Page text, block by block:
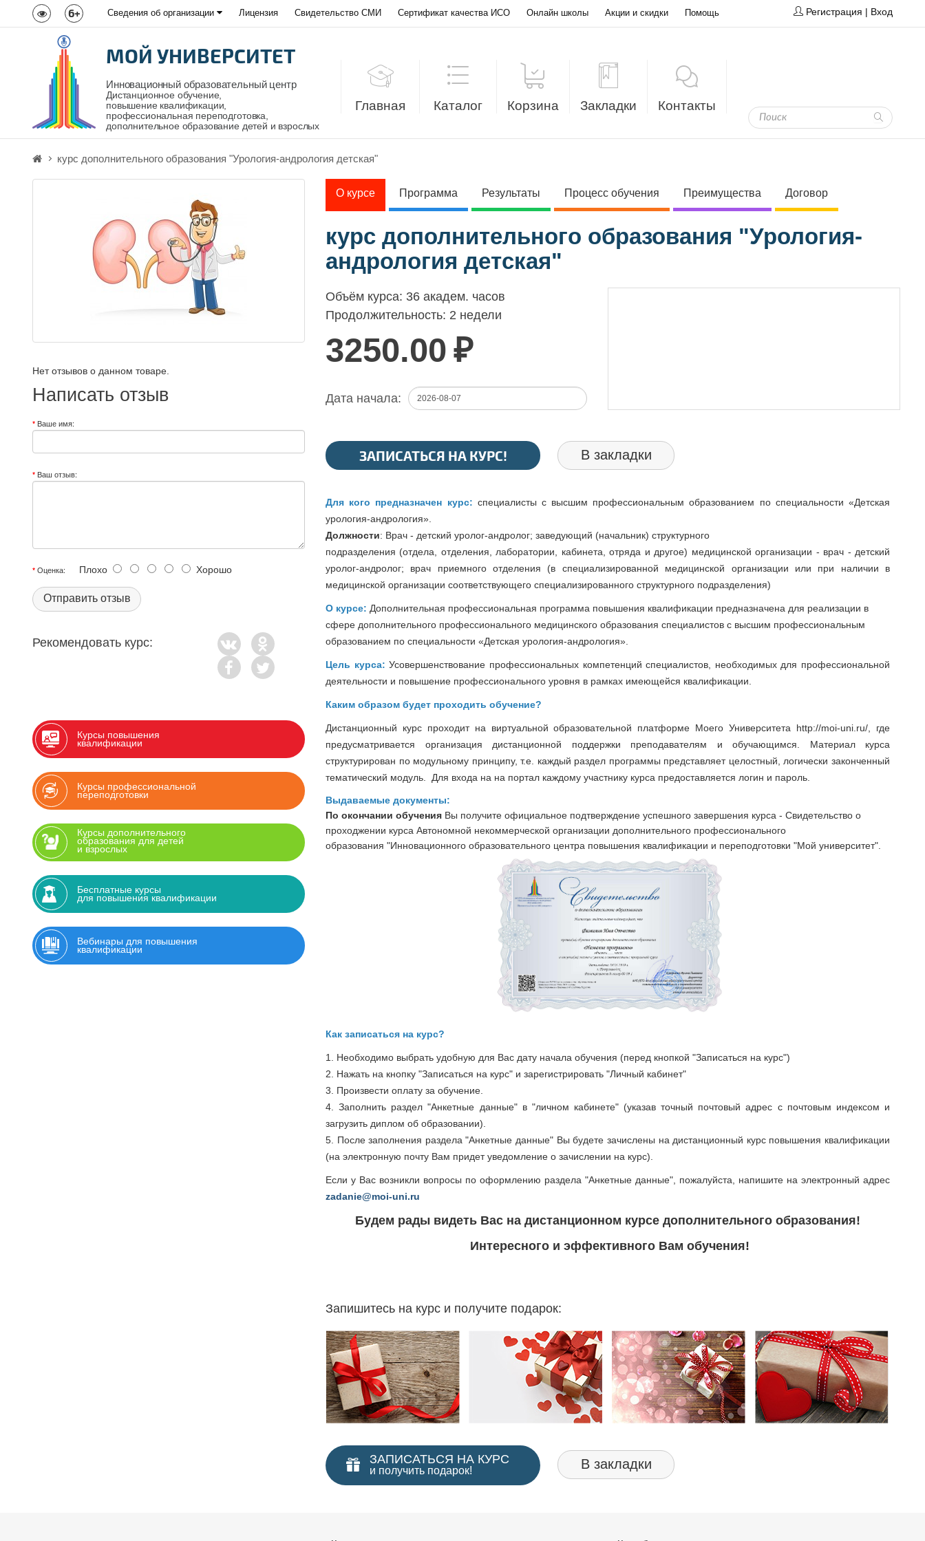
6+ Сведения об организации Лицензия Свидетельство СМИ Сертификат качества ИСО Онлайн школы Акции и скидки Помощь Регистрация | Вход
МОЙ УНИВЕРСИТЕТ
Инновационный образовательный центр
Дистанционное обучение,
повышение квалификации,
профессиональная переподготовка,
дополнительное образование детей и взрослых
Главная Каталог Корзина Закладки Контакты
курс дополнительного образования "Урология-андрология детская"
Нет отзывов о данном товаре.
Написать отзыв
Ваше имя:
Ваш отзыв:
Оценка: Плохо Хорошо
Отправить отзыв
Рекомендовать курс:
Курсы повышения
квалификации
Курсы профессиональной
переподготовки
Курсы дополнительного
образования для детей
и взрослых
Бесплатные курсы
для повышения квалификации
Вебинары для повышения
квалификации
О курсе Программа Результаты Процесс обучения Преимущества Договор
курс дополнительного образования "Урология-
андрология детская"
Объём курса: 36 академ. часов
Продолжительность: 2 недели
3250.00 ₽
Дата начала:
ЗАПИСАТЬСЯ НА КУРС! В закладки
Для кого предназначен курс: специалисты с высшим профессиональным образованием по специальности «Детская
урология-андрология».
Должности: Врач - детский уролог-андролог; заведующий (начальник) структурного
подразделения (отдела, отделения, лаборатории, кабинета, отряда и другое) медицинской организации - врач - детский
уролог-андролог; врач приемного отделения (в специализированной медицинской организации или при наличии в
медицинской организации соответствующего специализированного структурного подразделения)
О курсе: Дополнительная профессиональная программа повышения квалификации предназначена для реализации в
сфере дополнительного профессионального медицинского образования специалистов с высшим профессиональным
образованием по специальности «Детская урология-андрология».
Цель курса:Усовершенствование профессиональных компетенций специалистов, необходимых для профессиональной
деятельности и повышение профессионального уровня в рамках имеющейся квалификации.
Каким образом будет проходить обучение?
Дистанционный курс проходит на виртуальной образовательной платформе Моего Университета http://moi-uni.ru/, где
предусматривается организация дистанционной поддержки преподавателям и обучающимся. Материал курса
структурирован по модульному принципу, т.е. каждый раздел программы представляет целостный, логически законченный
тематический модуль. Для входа на на портал каждому участнику курса предоставляется логин и пароль.
Выдаваемые документы:
По окончании обучения Вы получите официальное подтверждение успешного завершения курса - Свидетельство о
проходжении курса Автономной некоммерческой организации дополнительного профессионального
образования "Инновационного образовательного центра повышения квалификации и переподготовки "Мой университет".
Как записаться на курс?
1. Необходимо выбрать удобную для Вас дату начала обучения (перед кнопкой "Записаться на курс")
2. Нажать на кнопку "Записаться на курс" и зарегистрировать "Личный кабинет"
3. Произвести оплату за обучение.
4. Заполнить раздел "Анкетные данные" в "личном кабинете" (указав точный почтовый адрес с почтовым индексом и
загрузить диплом об образовании).
5. После заполнения раздела "Анкетные данные" Вы будете зачислены на дистанционный курс повышения квалификации
(на электронную почту Вам придет уведомление о зачислении на курс).
Если у Вас возникли вопросы по оформлению раздела "Анкетные данные", пожалуйста, напишите на электронный адрес
zadanie@moi-uni.ru
Будем рады видеть Вас на дистанционном курсе дополнительного образования!
Интересного и эффективного Вам обучения!
Запишитесь на курс и получите подарок:
ЗАПИСАТЬСЯ НА КУРС
и получить подарок! В закладки